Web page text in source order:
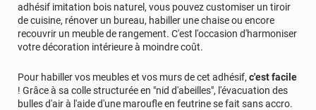
adhésif imitation bois naturel, vous pouvez customiser un tiroir
de cuisine, rénover un bureau, habiller une chaise ou encore
recouvrir un meuble de rangement. C'est l'occasion d'harmoniser
votre décoration intérieure à moindre coût.
Pour habiller vos meubles et vos murs de cet adhésif, c'est facile
! Grâce à sa colle structurée en "nid d'abeilles", l'évacuation des
bulles d'air à l'aide d'une maroufle en feutrine se fait sans accro.